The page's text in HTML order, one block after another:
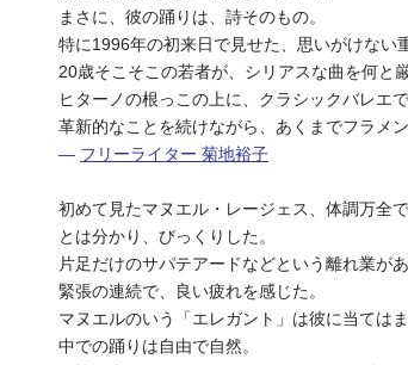
まさに、彼の踊りは、詩そのもの。
特に1996年の初来日で見せた、思いがけない
20歳そこそこの若者が、シリアスな曲を何と
ヒターノの根っこの上に、クラシックバレエ
革新的なことを続けながら、あくまでフラメ
― フリーライター 菊地裕子
初めて見たマヌエル・レージェス、体調万全
とは分かり、びっくりした。
片足だけのサパテアードなどという離れ業が
緊張の連続で、良い疲れを感じた。
マヌエルのいう「エレガント」は彼に当ては
中での踊りは自由で自然。